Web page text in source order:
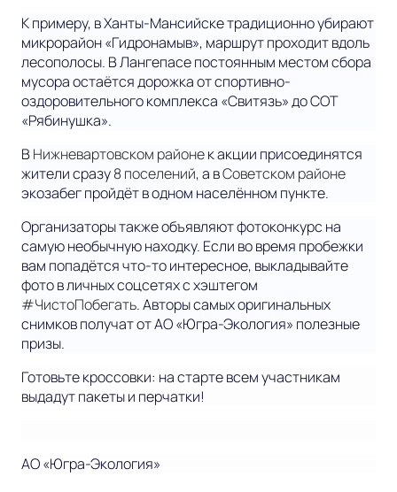
К примеру, в Ханты-Мансийске традиционно убирают
микрорайон «Гидронамыв», маршрут проходит вдоль
лесополосы. В Лангепасе постоянным местом сбора
мусора остаётся дорожка от спортивно-
оздоровительного комплекса «Свитязь» до СОТ
«Рябинушка».
ВНижневартовском районек акции присоединятся
жители сразу8 поселений, а вСоветском районе
экозабег пройдёт в одном населённом пункте.
Организаторы также объявляют фотоконкурс на
самую необычную находку. Если во время пробежки
вам попадётся что-то интересное, выкладывайте
фото в личных соцсетях с хэштегом
#ЧистоПобегать. Авторы самых оригинальных
снимков получат от АО «Югра-Экология» полезные
призы.
Готовьте кроссовки: на старте всем участникам
выдадут пакеты и перчатки!
АО «Югра-Экология»